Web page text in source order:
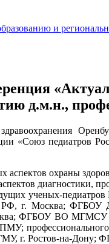
и
д.м.н.,
«Союз педиатров
охраны
диагностики,
ученых-
РФ, г. Москва;
ФГБОУ ВО
г. Ростов-на-Дону;